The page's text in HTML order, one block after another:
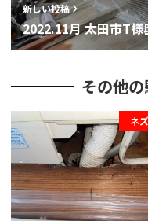
新しい投稿
2022.11月 太田市T様
その他
ネ